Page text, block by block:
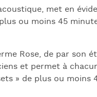
met en
ou moins 45
Rose, de par son
et permet à
» de plus ou